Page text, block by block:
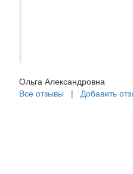
Ольга Александровна
Все отзывы | Добавить